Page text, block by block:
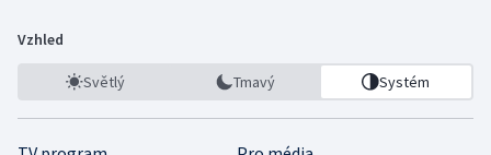
Vzhled
Světlý Tmavý Systém